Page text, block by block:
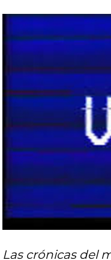
Las crónicas del